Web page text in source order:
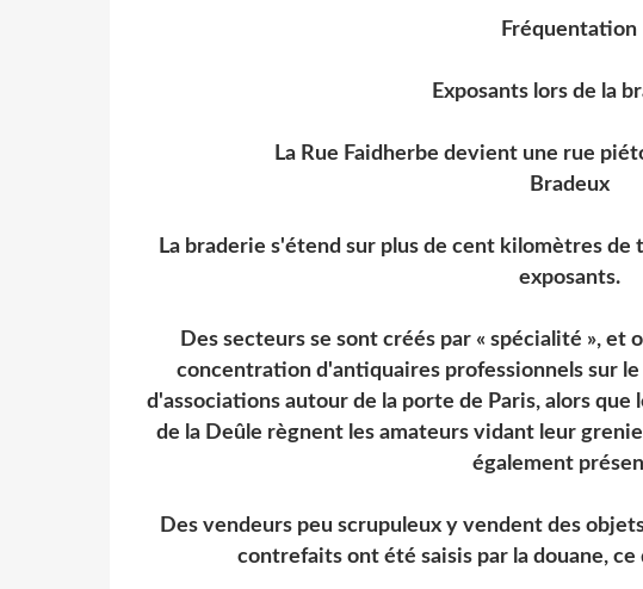
Fréquentation
Exposants lors de la
La Rue Faidherbe devient une rue
Bradeux
La braderie s'étend sur plus de cent kilomètres
exposants.
Des secteurs se sont créés par « spécialité »,
concentration d'antiquaires professionnels sur
d'associations autour de la porte de Paris, alors que
de la Deûle règnent les amateurs vidant leur
également
Des vendeurs peu scrupuleux y vendent des
contrefaits ont été saisis par la douane, ce